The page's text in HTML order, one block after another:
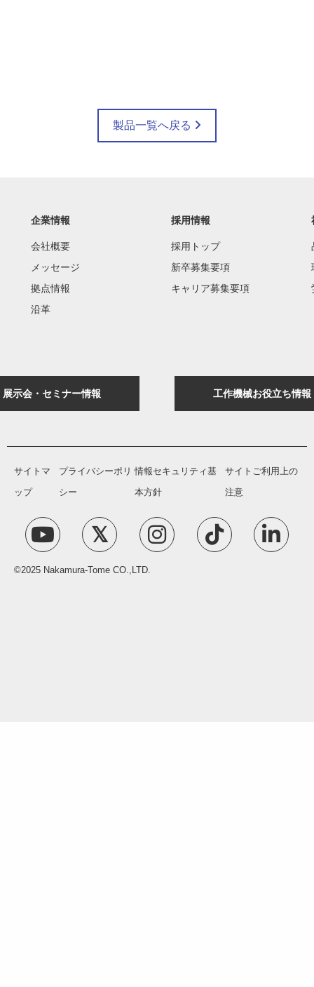
製品一覧へ戻る
企業情報
会社概要
メッセージ
拠点情報
沿革
採用情報
採用トップ
新卒募集要項
キャリア募集要項
展示会・セミナー情報 工作機械お役立ち情報
サイトマ
ップ
プライバシーポリ
シー
情報セキュリティ基
本方針
サイトご利用上の
注意
©2025 Nakamura-Tome CO.,LTD.